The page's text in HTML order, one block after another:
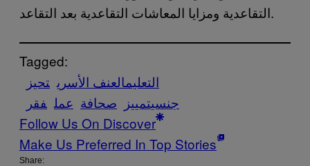
التقاعدية ومزايا المعاشات التقاعدية بعد التقاعد.
Tagged:
التعليمالعنف الأسري تحيز
جنسيتمييز صحافة عمل فقر
Follow Us On Discover
Make Us Preferred In Top Stories
Share: